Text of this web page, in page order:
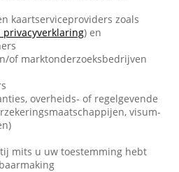
kaartserviceproviders zoals
) en
of marktonderzoeksbedrijven
overheids- of regelgevende
visum-
mits u uw toestemming hebt